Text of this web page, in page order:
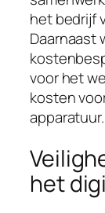
het bedrijf
Daarnaast
voor het
kosten
apparatuur.
het